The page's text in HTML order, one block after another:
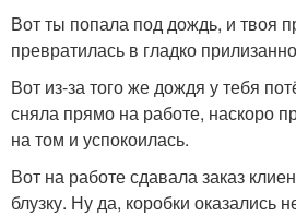
Вот ты попала под дождь, и твоя
превратилась в гладко
Вот из-за того же дождя у тебя
сняла прямо на работе, наскоро
на том и успокоилась.
Вот на работе сдавала заказ
блузку. Ну да, коробки оказались